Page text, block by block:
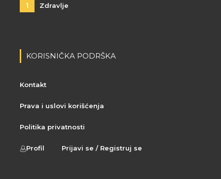
1 Zdravlje
KORISNIČKA PODRŠKA
Kontakt
Prava i uslovi korišćenja
Politika privatnosti
Profil Prijavi se / Registruj se